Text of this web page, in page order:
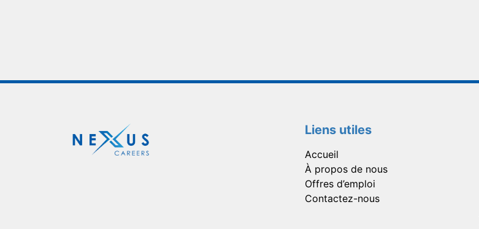
Liens utiles
Accueil
À propos de nous
Offres d’emploi
Contactez-nous